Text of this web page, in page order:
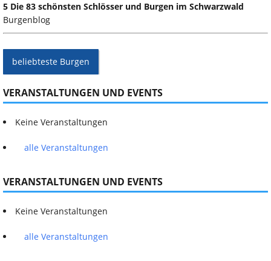
5 Die 83 schönsten Schlösser und Burgen im Schwarzwald
Burgenblog
beliebteste Burgen
VERANSTALTUNGEN UND EVENTS
Keine Veranstaltungen
alle Veranstaltungen
VERANSTALTUNGEN UND EVENTS
Keine Veranstaltungen
alle Veranstaltungen